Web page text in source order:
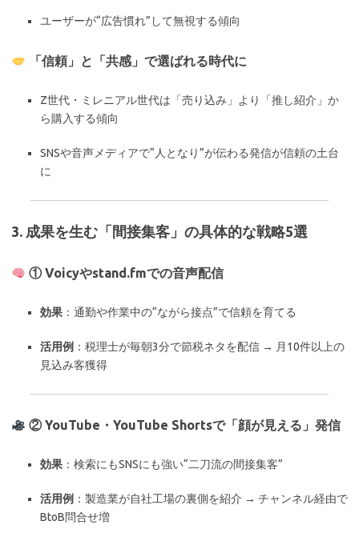
ユーザーが“広告慣れ”して無視する傾向
「信頼」と「共感」で選ばれる時代に
Z世代・ミレニアル世代は「売り込み」より「推し紹介」か
ら購入する傾向
SNSや音声メディアで“人となり”が伝わる発信が信頼の土台
に
3. 成果を生む「間接集客」の具体的な戦略5選
① Voicyやstand.fmでの音声配信
効果 ：通勤や作業中の“ながら接点”で信頼を育てる
活用例 ：税理士が毎朝3分で節税ネタを配信 → 月10件以上の
見込み客獲得
② YouTube・YouTube Shortsで「顔が見える」発信
効果 ：検索にもSNSにも強い“二刀流の間接集客”
活用例 ：製造業が自社工場の裏側を紹介 → チャンネル経由で
BtoB問合せ増